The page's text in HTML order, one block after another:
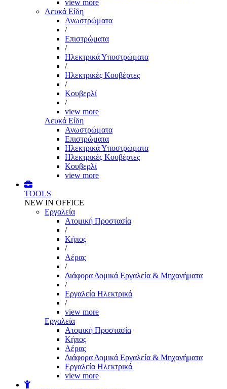
view more
Λευκά Είδη
Ανωστρώματα
/
Επιστρώματα
/
Ηλεκτρικά Υποστρώματα
/
Ηλεκτρικές Κουβέρτες
/
Κουβερλί
/
view more
Λευκά Είδη
Ανωστρώματα
Επιστρώματα
Ηλεκτρικά Υποστρώματα
Ηλεκτρικές Κουβέρτες
Κουβερλί
view more
TOOLS
NEW IN OFFICE
Εργαλεία
Aτομική Προστασία
/
Kήπος
/
Αέρας
/
Διάφορα Δομικά Εργαλεία & Μηχανήματα
/
Εργαλεία Ηλεκτρικά
/
view more
Εργαλεία
Aτομική Προστασία
Kήπος
Αέρας
Διάφορα Δομικά Εργαλεία & Μηχανήματα
Εργαλεία Ηλεκτρικά
view more